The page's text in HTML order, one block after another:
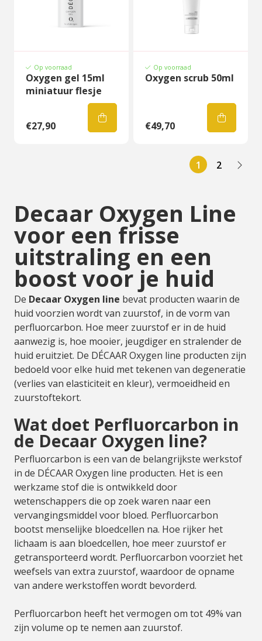
Op voorraad
Oxygen gel 15ml
miniatuur flesje
€27,90
Op voorraad
Oxygen scrub 50ml
€49,70
1 2
Decaar Oxygen Line
voor een frisse
uitstraling en een
boost voor je huid
De Decaar Oxygen line bevat producten waarin de
huid voorzien wordt van zuurstof, in de vorm van
perfluorcarbon. Hoe meer zuurstof er in de huid
aanwezig is, hoe mooier, jeugdiger en stralender de
huid eruitziet. De DÉCAAR Oxygen line producten zijn
bedoeld voor elke huid met tekenen van degeneratie
(verlies van elasticiteit en kleur), vermoeidheid en
zuurstoftekort.
Wat doet Perfluorcarbon in
de Decaar Oxygen line?
Perfluorcarbon is een van de belangrijkste werkstof
in de DÉCAAR Oxygen line producten. Het is een
werkzame stof die is ontwikkeld door
wetenschappers die op zoek waren naar een
vervangingsmiddel voor bloed. Perfluorcarbon
bootst menselijke bloedcellen na. Hoe rijker het
lichaam is aan bloedcellen, hoe meer zuurstof er
getransporteerd wordt. Perfluorcarbon voorziet het
weefsels van extra zuurstof, waardoor de opname
van andere werkstoffen wordt bevorderd.
Perfluorcarbon heeft het vermogen om tot 49% van
zijn volume op te nemen aan zuurstof.